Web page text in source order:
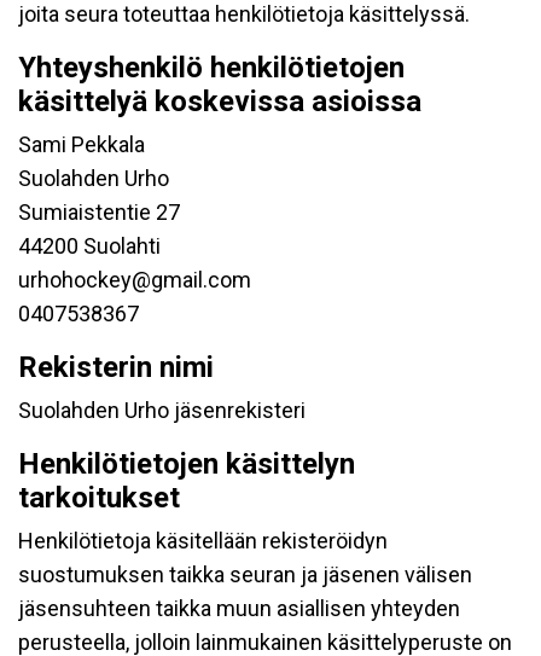
joita seura toteuttaa henkilötietoja käsittelyssä.
Yhteyshenkilö henkilötietojen
käsittelyä koskevissa asioissa
Sami Pekkala
Suolahden Urho
Sumiaistentie 27
44200 Suolahti
urhohockey@gmail.com
0407538367
Rekisterin nimi
Suolahden Urho jäsenrekisteri
Henkilötietojen käsittelyn
tarkoitukset
Henkilötietoja käsitellään rekisteröidyn
suostumuksen taikka seuran ja jäsenen välisen
jäsensuhteen taikka muun asiallisen yhteyden
perusteella, jolloin lainmukainen käsittelyperuste on